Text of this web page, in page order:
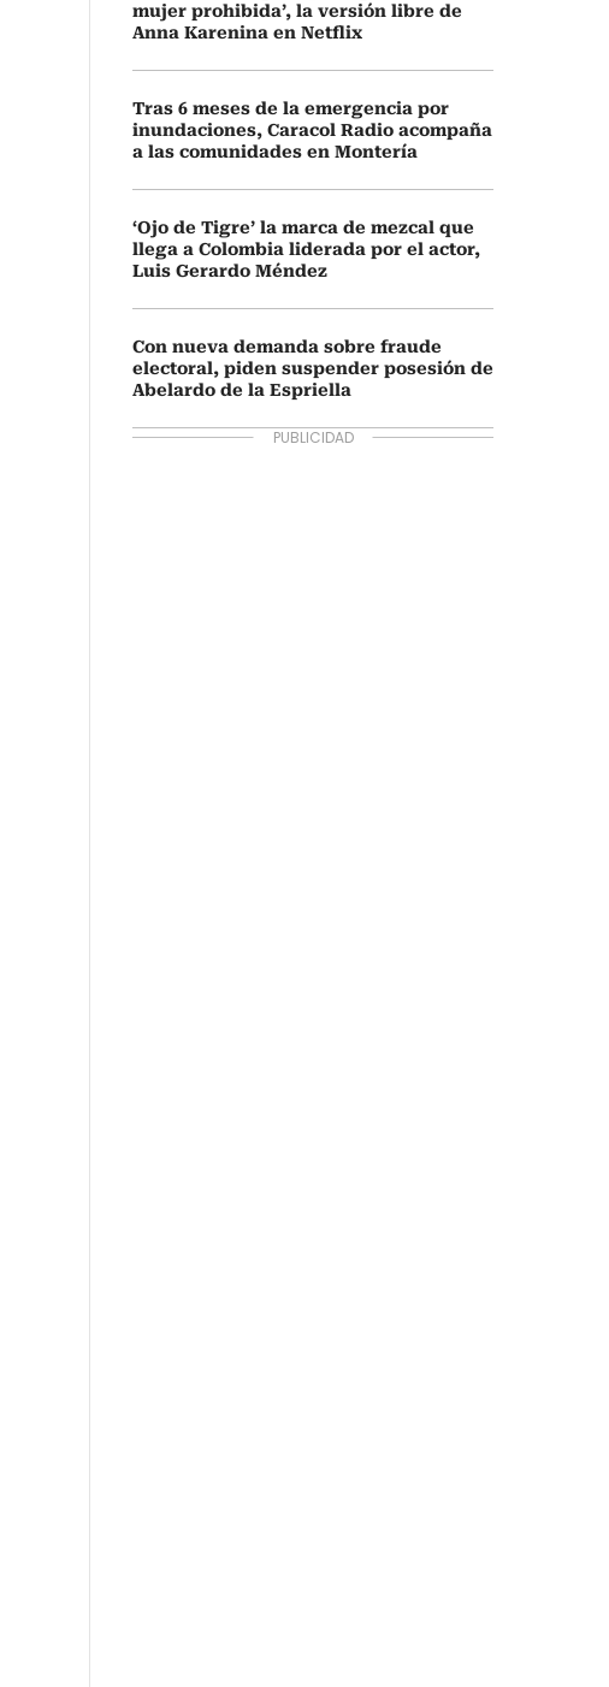
mujer prohibida’, la versión libre de
Anna Karenina en Netflix
Tras 6 meses de la emergencia por
inundaciones, Caracol Radio acompaña
a las comunidades en Montería
‘Ojo de Tigre’ la marca de mezcal que
llega a Colombia liderada por el actor,
Luis Gerardo Méndez
Con nueva demanda sobre fraude
electoral, piden suspender posesión de
Abelardo de la Espriella